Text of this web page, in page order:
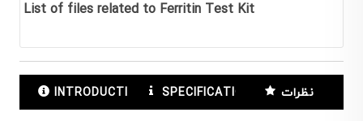
List of files related to Ferritin Test Kit
INTRODUCTION SPECIFICATIONS نظرات